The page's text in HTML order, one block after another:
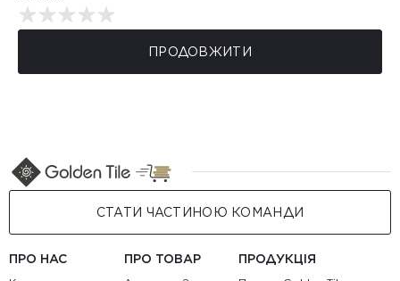
ПРОДОВЖИТИ
СТАТИ ЧАСТИНОЮ КОМАНДИ
ПРО НАС ПРО ТОВАР ПРОДУКЦІЯ